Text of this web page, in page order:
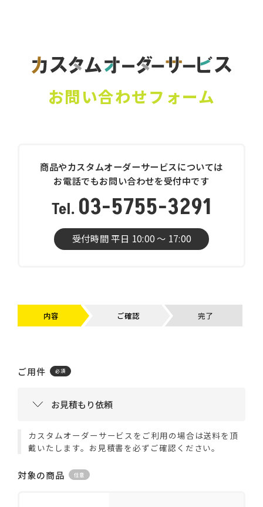
お問い合わせフォーム
商品やカスタムオーダーサービスについては
お電話でもお問い合わせを受付中です
03-5755-3291
受付時間 平日 10:00 〜 17:00
内容 ご確認 完了
ご用件
カスタムオーダーサービスをご利用の場合は送料を頂
戴いたします。お見積書を必ずご確認ください。
対象の商品